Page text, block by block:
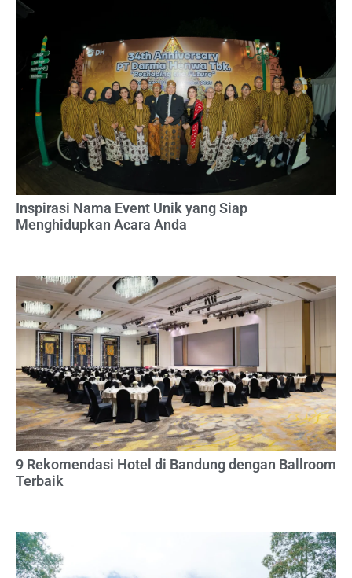
Inspirasi Nama Event Unik yang Siap
Menghidupkan Acara Anda
9 Rekomendasi Hotel di Bandung dengan Ballroom
Terbaik